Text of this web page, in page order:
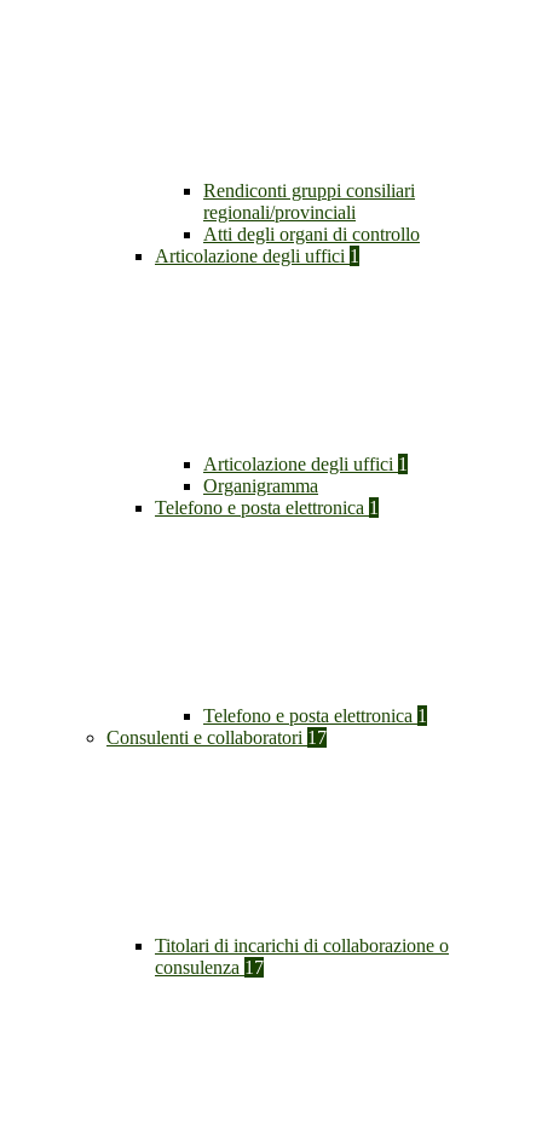
Rendiconti gruppi consiliari
regionali/provinciali
Atti degli organi di controllo
Articolazione degli uffici 1
Articolazione degli uffici 1
Organigramma
Telefono e posta elettronica 1
Telefono e posta elettronica 1
Consulenti e collaboratori 17
Titolari di incarichi di collaborazione o
consulenza 17